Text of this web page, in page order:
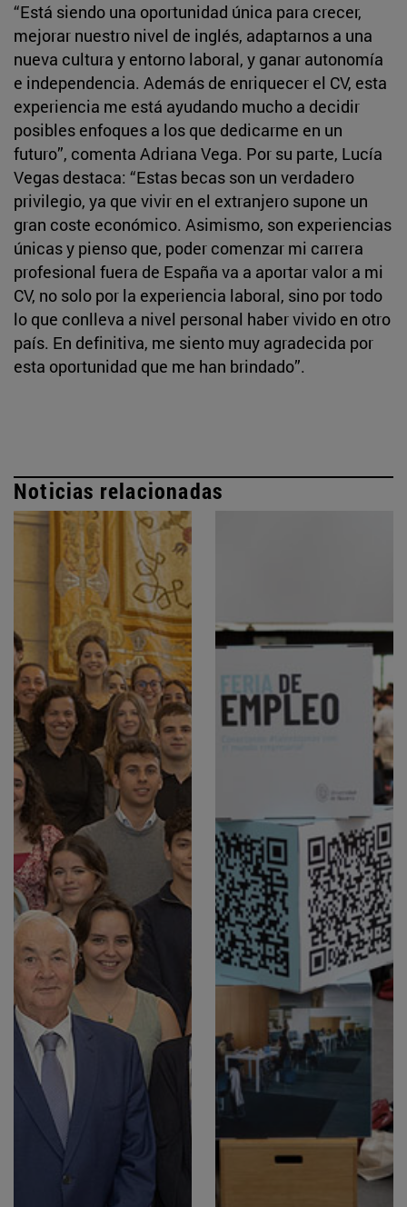
“Está siendo una oportunidad única para crecer,
mejorar nuestro nivel de inglés, adaptarnos a una
nueva cultura y entorno laboral, y ganar autonomía
e independencia. Además de enriquecer el CV, esta
experiencia me está ayudando mucho a decidir
posibles enfoques a los que dedicarme en un
futuro”, comenta Adriana Vega. Por su parte, Lucía
Vegas destaca: “Estas becas son un verdadero
privilegio, ya que vivir en el extranjero supone un
gran coste económico. Asimismo, son experiencias
únicas y pienso que, poder comenzar mi carrera
profesional fuera de España va a aportar valor a mi
CV, no solo por la experiencia laboral, sino por todo
lo que conlleva a nivel personal haber vivido en otro
país. En definitiva, me siento muy agradecida por
esta oportunidad que me han brindado”.
Noticias relacionadas